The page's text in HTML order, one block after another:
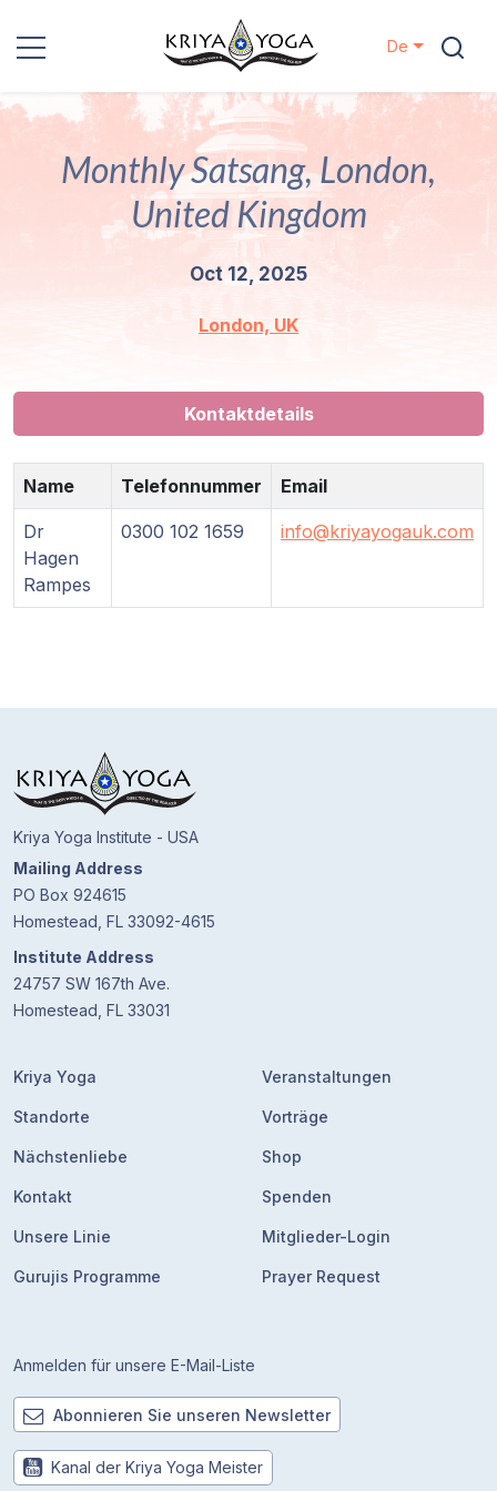
Kriya Yoga
Nächstenliebe
Linie
Programme
Vorträge
Spenden
Mitglieder-
Login
De
Monthly Satsang, London,
United Kingdom
Oct 12, 2025
London, UK
Kontaktdetails
Name Telefonnummer Email
Dr
Hagen
Rampes
0300 102 1659 info@kriyayogauk.com
Kriya Yoga Institute - USA
Mailing Address
PO Box 924615
Homestead, FL 33092-4615
Institute Address
24757 SW 167th Ave.
Homestead, FL 33031
Kriya Yoga
Standorte
Nächstenliebe
Kontakt
Unsere Linie
Gurujis Programme
Veranstaltungen
Vorträge
Shop
Spenden
Mitglieder-Login
Prayer Request
Anmelden für unsere E-Mail-Liste
Abonnieren Sie unseren Newsletter
Kanal der Kriya Yoga Meister